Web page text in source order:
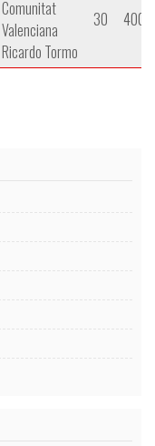
Comunitat
Valenciana
Ricardo Tormo
30 4005